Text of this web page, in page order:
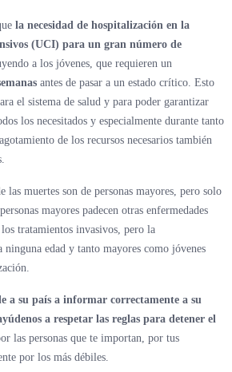
la necesidad de hospitalización en la
(UCI) para un gran número de
a los jóvenes, que requieren un
antes de pasar a un estado crítico. Esto
el sistema de salud y para poder garantizar
los necesitados y especialmente durante tanto
de los recursos necesarios también
las muertes son de personas mayores, pero solo
mayores padecen otras enfermedades
tratamientos invasivos, pero la
edad y tanto mayores como jóvenes
a su país a informar correctamente a su
a respetar las reglas para detener el
las personas que te importan, por tus
por los más débiles.